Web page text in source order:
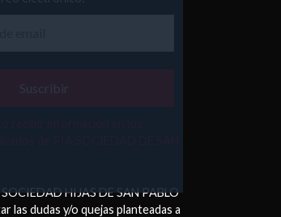
HIJAS DE SAN PABLO
las dudas y/o quejas planteadas a